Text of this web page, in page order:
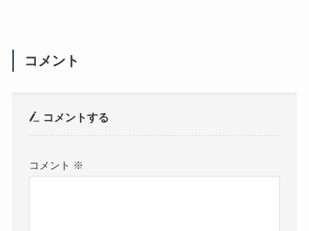
コメント
コメントする
コメント ※